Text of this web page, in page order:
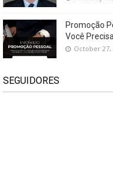
Promoção
Você
October 27,
SEGUIDORES